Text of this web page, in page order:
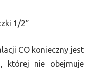
1/2”
CO konieczny jest
której nie obejmuje